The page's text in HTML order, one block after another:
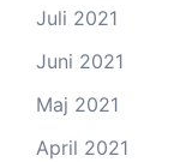
Juli 2021
Juni 2021
Maj 2021
April 2021